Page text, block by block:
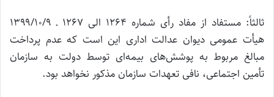
ثالثاً: مستفاد از مفاد رأی شماره ۱۲۶۴ الی ۱۲۶۷ ـ ۱۳۹۹/۱۰/۹
هیأت عمومی دیوان عدالت اداری این است که عدم پرداخت
مبالغ مربوط به پوشش‌‌های بیمه‌ای توسط دولت به سازمان
تأمین اجتماعی، نافی تعهدات سازمان مذکور نخواهد بود.